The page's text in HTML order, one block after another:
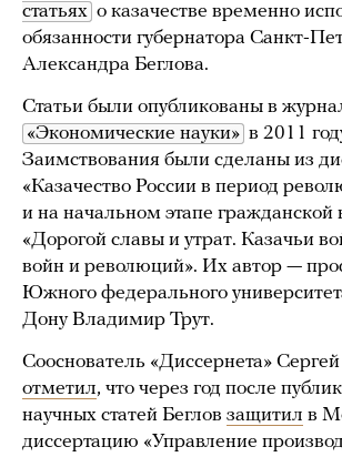
статьях о казачестве временно
обязанности губернатора Санкт-
Александра Беглова.
Статьи были опубликованы в
«Экономические науки» в 2011
Заимствования были сделаны из
«Казачество России в период
и на начальном этапе гражданской
«Дорогой славы и утрат. Казачьи
войн и революций». Их автор —
Южного федерального
Дону Владимир Трут.
Сооснователь «Диссернета»
отметил, что через год после
научных статей Беглов защитил в
диссертацию «Управление